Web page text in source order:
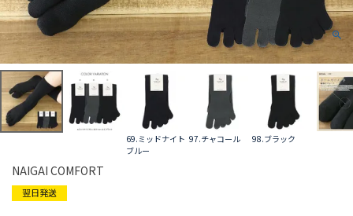
69.ミッドナイト
ブルー
97.チャコール 98.ブラック
NAIGAI COMFORT
翌日発送